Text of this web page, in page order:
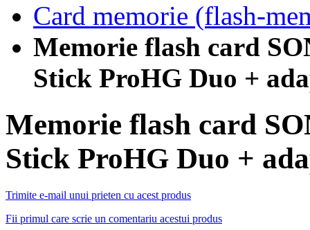
Card memorie (flash-
Memorie flash card
Stick ProHG Duo +
Memorie flash card
Stick ProHG Duo +
Trimite e-mail unui prieten cu acest produs
Fii primul care scrie un comentariu acestui produs